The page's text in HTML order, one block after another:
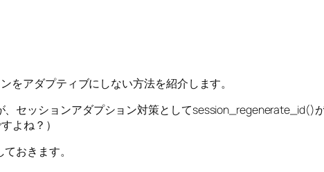
をアダプティブにしない方法を紹介します。
セッションアダプション対策としてsession_regenerate_id()
よね？）
おきます。